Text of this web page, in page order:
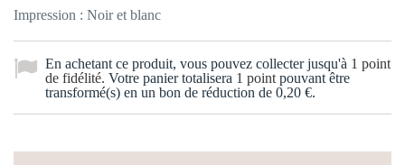
Impression : Noir et blanc
En achetant ce produit, vous pouvez collecter jusqu'à 1 point
de fidélité. Votre panier totalisera 1 point pouvant être
transformé(s) en un bon de réduction de 0,20 €.